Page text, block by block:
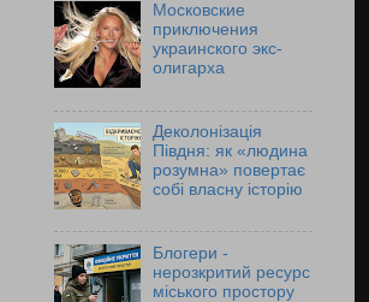
Московские
приключения
украинского экс-
олигарха
Деколонізація
Півдня: як «людина
розумна» повертає
собі власну історію
Блогери -
нерозкритий ресурс
міського простору